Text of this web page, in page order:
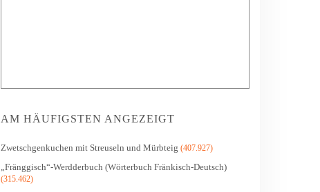
AM HÄUFIGSTEN ANGEZEIGT
Zwetschgenkuchen mit Streuseln und Mürbteig (407.927)
„Fränggisch“-Werdderbuch (Wörterbuch Fränkisch-Deutsch)
(315.462)